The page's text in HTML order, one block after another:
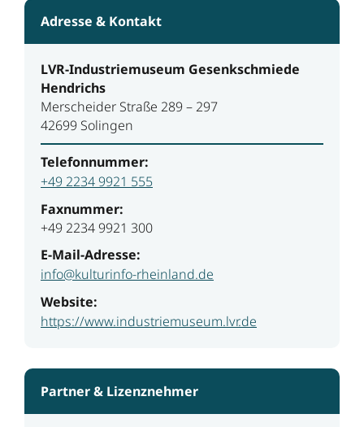
Adresse & Kontakt
LVR-Industriemuseum Gesenkschmiede
Hendrichs
Merscheider Straße 289 – 297
42699 Solingen
Telefonnummer:
+49 2234 9921 555
Faxnummer:
+49 2234 9921 300
E-Mail-Adresse:
info@kulturinfo-rheinland.de
Website:
https://www.industriemuseum.lvr.de
Partner & Lizenznehmer